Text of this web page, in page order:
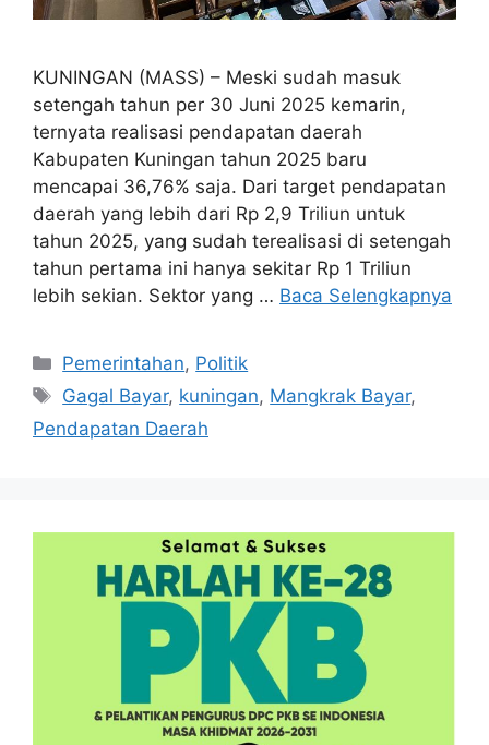
KUNINGAN (MASS) – Meski sudah masuk
setengah tahun per 30 Juni 2025 kemarin,
ternyata realisasi pendapatan daerah
Kabupaten Kuningan tahun 2025 baru
mencapai 36,76% saja. Dari target pendapatan
daerah yang lebih dari Rp 2,9 Triliun untuk
tahun 2025, yang sudah terealisasi di setengah
tahun pertama ini hanya sekitar Rp 1 Triliun
lebih sekian. Sektor yang … Baca Selengkapnya
Kategori
Pemerintahan, Politik
Tag
Gagal Bayar, kuningan, Mangkrak Bayar,
Pendapatan Daerah